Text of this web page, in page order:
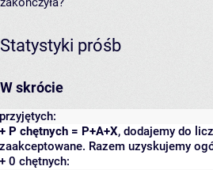
Statystyki próśb
W skrócie
przyjętych:
+ P chętnych = P+A+X, dodajemy do
zaakceptowane. Razem uzyskujemy
+ 0 chętnych: